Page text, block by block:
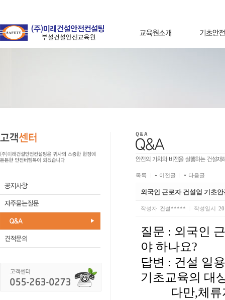
목록 이전글 다음글
외국인 근로자 건설업 기초
작성자 건설***** 작성일시
질문 : 외국인
야 하나요?
답변 : 건설 일
기초교육의 대
다만,체류자